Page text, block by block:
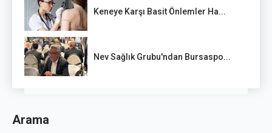
Keneye Karşı Basit Önlemler Ha...
Nev Sağlık Grubu'ndan Bursaspo...
Arama